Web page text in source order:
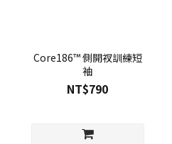
Core186™ 側開衩訓練短
袖
NT$790